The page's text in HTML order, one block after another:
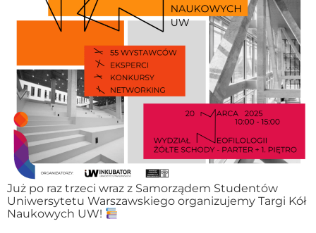
Już po raz trzeci wraz z Samorządem Studentów
Uniwersytetu Warszawskiego organizujemy Targi Kół
Naukowych UW!